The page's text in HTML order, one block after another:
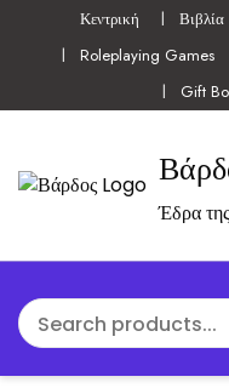
Κεντρική Βιβλία
Roleplaying Games
Gift
Έδρα